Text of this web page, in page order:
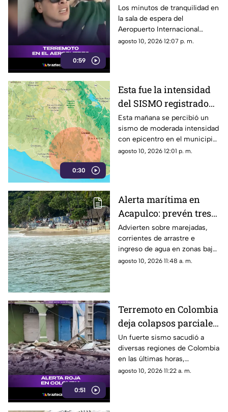
0:59
Terremoto en el
aeropuerto de Colombia
Los minutos de tranquilidad en
la sala de espera del
Aeropuerto Internacional
Matecaña de Pereira se
en la región.
agosto 10, 2026 12:07 p. m.
0:30
Esta fue la intensidad
del SISMO registrado
hoy 10 de agosto en
Oaxaca
Esta mañana se percibió un
sismo de moderada intensidad
con epicentro en el municipio
de Río Grande, Oaxaca; así fue
agosto 10, 2026 12:01 p. m.
Alerta marítima en
Acapulco: prevén tres
días de fuerte oleaje
Advierten sobre marejadas,
corrientes de arrastre e
ingreso de agua en zonas bajas
desde las costas de Chiapas
agosto 10, 2026 11:48 a. m.
0:51
Terremoto en Colombia
deja colapsos parciales
y momentos de pánico
en las vías públicas
Un fuerte sismo sacudió a
diversas regiones de Colombia
en las últimas horas,
provocando escenas de
agosto 10, 2026 11:22 a. m.